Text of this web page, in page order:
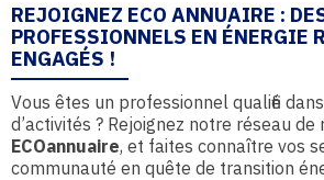
REJOIGNEZ ECO ANNUAIRE :
PROFESSIONNELS EN ÉNERGIE
ENGAGÉS !
Vous êtes un professionnel qualifié
d’activités ? Rejoignez notre réseau de
ECOannuaire, et faites connaître vos
communauté en quête de transition